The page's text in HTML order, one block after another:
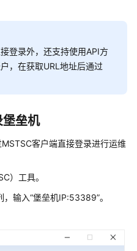
登录外，还支持使用API方
，在获取URL地址后通过
垒机
客户端直接登录进行运维
）工具。
，输入“堡垒机IP:53389”。